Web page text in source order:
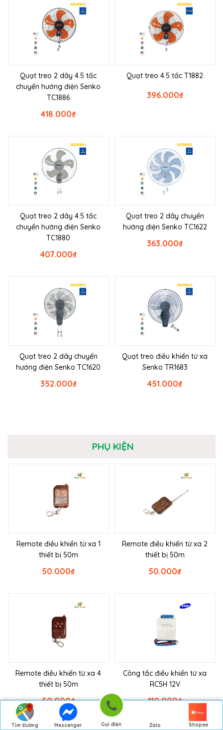
Tìm Đường
Messenger Gọi điện Zalo Shopee
Quạt treo 2 dây 4.5 tấc
chuyển hướng điện Senko
TC1886
₫
418.000
Quạt treo 4.5 tấc T1882
₫
396.000
Quạt treo 2 dây 4.5 tấc
chuyển hướng điện Senko
TC1880
₫
407.000
Quạt treo 2 dây chuyển
hướng điện Senko TC1622
₫
363.000
Quạt treo 2 dây chuyển
hướng điện Senko TC1620
₫
352.000
Quạt treo điều khiển từ xa
Senko TR1683
₫
451.000
PHỤ KIỆN
Remote điều khiển từ xa 1
thiết bị 50m
₫
50.000
Remote điều khiển từ xa 2
thiết bị 50m
₫
50.000
Remote điều khiển từ xa 4
thiết bị 50m
₫
50.000
Công tắc điều khiển từ xa
RC5H 12V
₫
110.000